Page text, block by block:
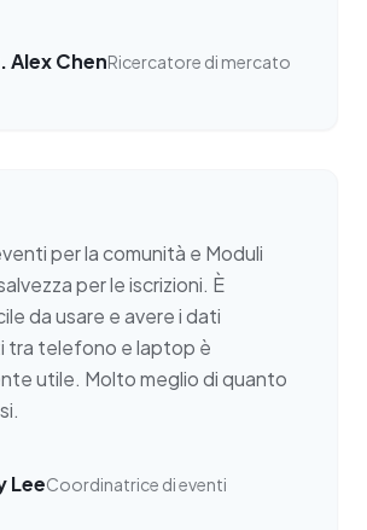
Alex ChenRicercatore di mercato
per la comunità e Moduli
per le iscrizioni. È
da usare e avere i dati
tra telefono e laptop è
utile. Molto meglio di quanto
LeeCoordinatrice di eventi